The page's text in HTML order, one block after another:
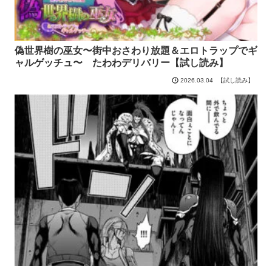
偽世界樹の巫女〜街中おさわり放題＆エロトラップでギ
ャルゲッチュ〜 たわわデリバリー【試し読み】
2026.03.04 【試し読み】